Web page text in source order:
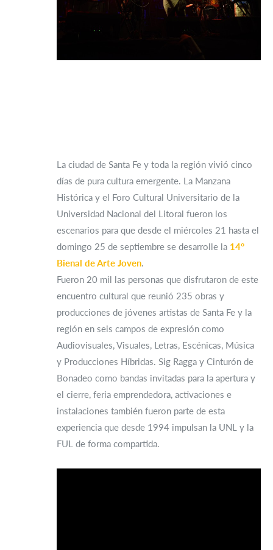
La ciudad de Santa Fe y toda la región vivió cinco
días de pura cultura emergente. La Manzana
Histórica y el Foro Cultural Universitario de la
Universidad Nacional del Litoral fueron los
escenarios para que desde el miércoles 21 hasta el
domingo 25 de septiembre se desarrolle la 14°
Bienal de Arte Joven.
Fueron 20 mil las personas que disfrutaron de este
encuentro cultural que reunió 235 obras y
producciones de jóvenes artistas de Santa Fe y la
región en seis campos de expresión como
Audiovisuales, Visuales, Letras, Escénicas, Música
y Producciones Híbridas. Sig Ragga y Cinturón de
Bonadeo como bandas invitadas para la apertura y
el cierre, feria emprendedora, activaciones e
instalaciones también fueron parte de esta
experiencia que desde 1994 impulsan la UNL y la
FUL de forma compartida.